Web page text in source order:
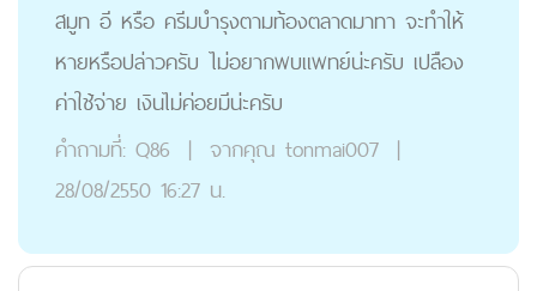
สมูท อี หรือ ครีมบำรุงตามท้องตลาดมาทา จะทำให้
หายหรือปล่าวครับ ไม่อยากพบแพทย์น่ะครับ เปลือง
ค่าใช้จ่าย เงินไม่ค่อยมีน่ะครับ
คำถามที่: Q86 | จากคุณ tonmai007 |
28/08/2550 16:27 น.